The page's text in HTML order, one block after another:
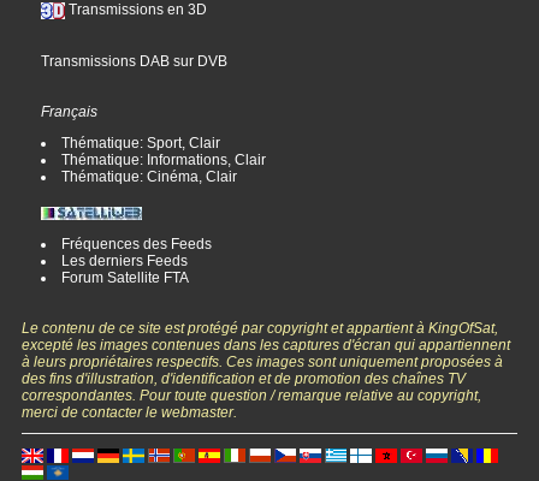
Transmissions en 3D
Transmissions DAB sur DVB
Français
Thématique: Sport, Clair
Thématique: Informations, Clair
Thématique: Cinéma, Clair
Fréquences des Feeds
Les derniers Feeds
Forum Satellite FTA
Le contenu de ce site est protégé par copyright et appartient à KingOfSat,
excepté les images contenues dans les captures d'écran qui appartiennent
à leurs propriétaires respectifs. Ces images sont uniquement proposées à
des fins d'illustration, d'identification et de promotion des chaînes TV
correspondantes. Pour toute question / remarque relative au copyright,
merci de contacter le webmaster.